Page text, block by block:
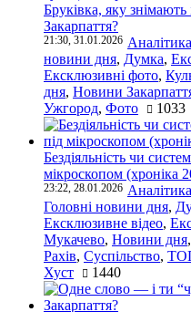
Бруківка, яку знімають
Закарпаття?
21:30, 31.01.2026 Аналітика
новини дня, Думка,
Ексклюзивні фото,
дня, Новини
Ужгород, Фото 1033
Бездіяльність чи
мікроскопом (хроніка
23:22, 28.01.2026 Аналітика
Головні новини дня,
Ексклюзивне відео,
Мукачево, Новини дня,
Рахів, Суспільство,
Хуст
1440